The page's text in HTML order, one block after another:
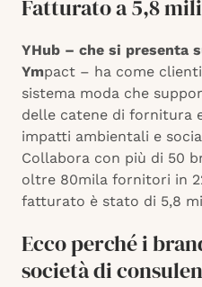
Fatturato a 5,8
YHub – che si presenta
Ympact – ha come
sistema moda che
delle catene di fornitura
impatti ambientali e
Collabora con più di 50
oltre 80mila fornitori in
fatturato è stato di 5,8
Ecco perché i
società di